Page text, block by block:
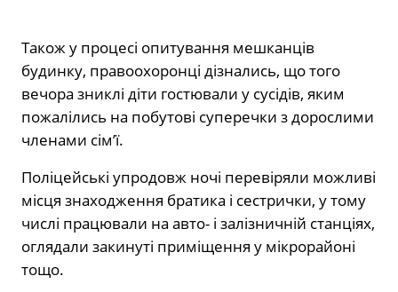
Також у процесі опитування мешканців
будинку, правоохоронці дізнались, що того
вечора зниклі діти гостювали у сусідів, яким
пожалілись на побутові суперечки з дорослими
членами сім’ї.
Поліцейські упродовж ночі перевіряли можливі
місця знаходження братика і сестрички, у тому
числі працювали на авто- і залізничній станціях,
оглядали закинуті приміщення у мікрорайоні
тощо.